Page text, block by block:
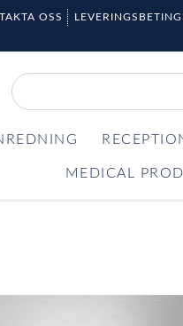
OSS
MEDICAL